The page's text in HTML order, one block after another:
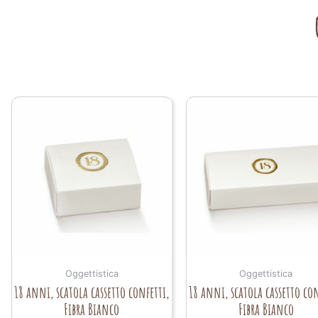
Oggettistica
18 anni, scatola cassetto confetti,
Fibra Bianco
Oggettistica
18 anni, scatola cassetto
Fibra Bianco